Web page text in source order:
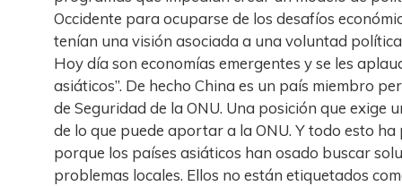
Occidente para ocuparse de los desafíos
tenían una visión asociada a una voluntad
Hoy día son economías emergentes y se les
asiáticos”. De hecho China es un país miembro
de Seguridad de la ONU. Una posición que exige
de lo que puede aportar a la ONU. Y todo esto ha
porque los países asiáticos han osado buscar
problemas locales. Ellos no están etiquetados